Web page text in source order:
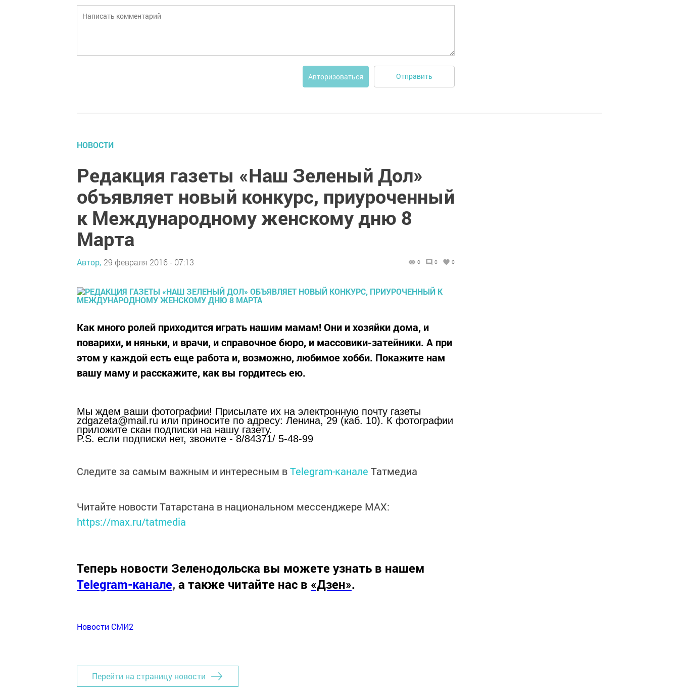
Авторизоваться Отправить
НОВОСТИ
Редакция газеты «Наш Зеленый Дол»
объявляет новый конкурс, приуроченный
к Международному женскому дню 8
Марта
Автор, 29 февраля 2016 - 07:13 0 0 0
Как много ролей приходится играть нашим мамам! Они и хозяйки дома, и
поварихи, и няньки, и врачи, и справочное бюро, и массовики-затейники. А при
этом у каждой есть еще работа и, возможно, любимое хобби. Покажите нам
вашу маму и расскажите, как вы гордитесь ею.
Мы ждем ваши фотографии! Присылате их на электронную почту газеты
zdgazeta@mail.ru или приносите по адреcу: Ленина, 29 (каб. 10). К фотографии
приложите скан подписки на нашу газету.
P.S. если подписки нет, звоните - 8/84371/ 5-48-99
Следите за самым важным и интересным вTelegram-канале Татмедиа
Читайте новости Татарстана в национальном мессенджере MАХ:
https://max.ru/tatmedia
Теперь новости Зеленодольска вы можете узнать в нашем
Telegram-канале, а также читайте нас в «Дзен».
Новости СМИ2
Перейти на страницу новости